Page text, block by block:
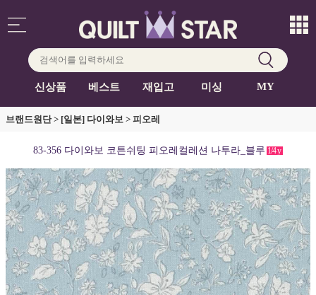
신상품 베스트 재입고 미싱 MY
브랜드원단> [일본] 다이와보 > 피오레
83-356 다이와보 코튼쉬팅 피오레컬레션 나투라_블루 1/4y